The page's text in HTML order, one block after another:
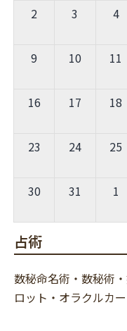
2 3 4
9 10 11
16 17 18
23 24 25
30 31 1
占術
数秘命名術・数秘術
ロット・オラクルカ